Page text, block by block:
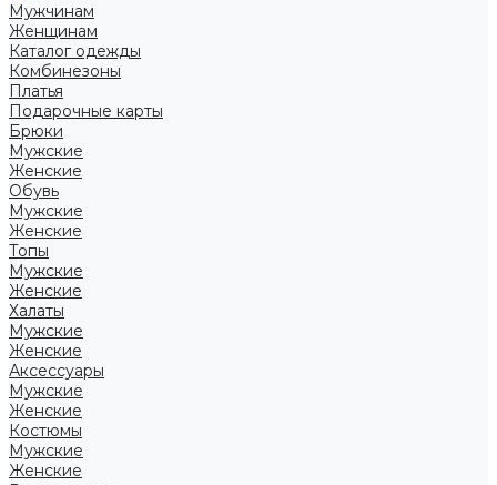
Мужчинам
Женщинам
Каталог одежды
Комбинезоны
Платья
Подарочные карты
Брюки
Мужские
Женские
Обувь
Мужские
Женские
Топы
Мужские
Женские
Халаты
Мужские
Женские
Аксессуары
Мужские
Женские
Костюмы
Мужские
Женские